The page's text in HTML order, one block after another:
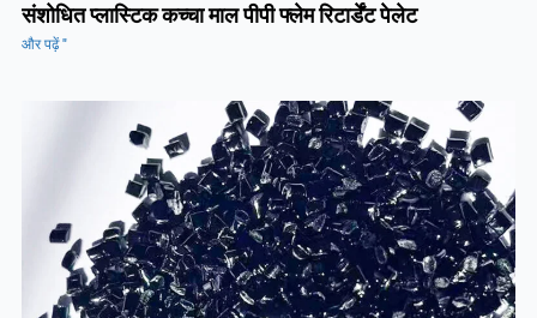
संशोधित प्लास्टिक कच्चा माल पीपी फ्लेम रिटार्डेंट पेलेट
और पढ़ें "